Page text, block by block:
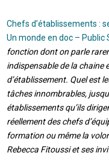
Chefs d’établissements :
Un monde en doc –
fonction dont on parle
indispensable de la chaine
d’établissement. Quel est
tâches innombrables,
établissements qu’ils
réellement des chefs
formation ou même la
Rebecca Fitoussi et ses